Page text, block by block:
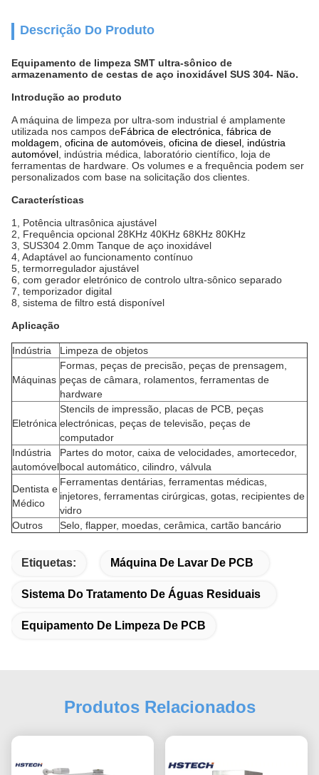
Descrição Do Produto
Equipamento de limpeza SMT ultra-sônico de
armazenamento de cestas de aço inoxidável SUS 304- Não.
Introdução ao produto
A máquina de limpeza por ultra-som industrial é amplamente
utilizada nos campos deFábrica de electrónica, fábrica de
moldagem, oficina de automóveis, oficina de diesel, indústria
automóvel , indústria médica, laboratório científico, loja de
ferramentas de hardware. Os volumes e a frequência podem ser
personalizados com base na solicitação dos clientes.
Características
1, Potência ultrasônica ajustável
2, Frequência opcional 28KHz 40KHz 68KHz 80KHz
3, SUS304 2.0mm Tanque de aço inoxidável
4, Adaptável ao funcionamento contínuo
5, termorregulador ajustável
6, com gerador eletrónico de controlo ultra-sônico separado
7, temporizador digital
8, sistema de filtro está disponível
Aplicação
Indústria Limpeza de objetos
Máquinas
Formas, peças de precisão, peças de prensagem,
peças de câmara, rolamentos, ferramentas de
hardware
Eletrónica
Stencils de impressão, placas de PCB, peças
electrónicas, peças de televisão, peças de
computador
Indústria
automóvel
Partes do motor, caixa de velocidades, amortecedor,
bocal automático, cilindro, válvula
Dentista e
Médico
Ferramentas dentárias, ferramentas médicas,
injetores, ferramentas cirúrgicas, gotas, recipientes de
vidro
Outros
Selo, flapper, moedas, cerâmica, cartão bancário
Etiquetas: Máquina De Lavar De PCB
Sistema Do Tratamento De Águas Residuais
Equipamento De Limpeza De PCB
Produtos Relacionados